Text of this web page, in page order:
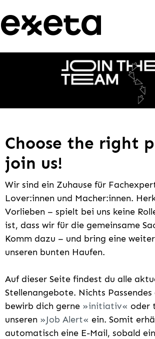
Choose the right
join us!
Wir sind ein Zuhause für
Lover:innen und Macher:innen.
Vorlieben – spielt bei uns keine
ist, dass wir für die gemeinsame
Komm dazu – und bring eine
unseren bunten Haufen.
Auf dieser Seite findest du alle
Stellenangebote. Nichts
bewirb dich gerne
initiativ
oder
unseren
Job Alert
ein. Somit
automatisch eine E-Mail, sobald